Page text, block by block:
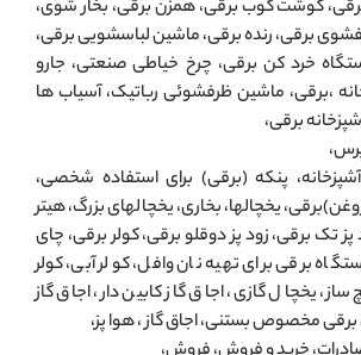
گوشت کوب برقی، همزن برقی، بخار شوی،
برقی، رنده برقی، ماشین لباسشویی برقی،
خرد کن برقی، چرخ خیاطی صنعتی، جارو
،برقی، ماشین ظرفشوئی رباتیک، آسیاب ها
برقی،
پنکه (برقی) برای استفاده شخصی،
یخچالها، بخاری، یخچالهای بزرگ، هیتر
پز تک برقی، زود پز دوقلو برقی، کولر برقی، چای
برقی برای تهیه نان وافل، کولر آبی، کولر
ساز، یخچال گازی، اجاق گاز کابین دار، اجاق گاز
برقی مخصوص بستنی، اجاق گاز ، هوا پز،